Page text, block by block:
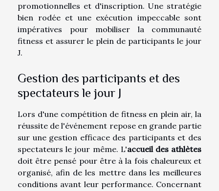
promotionnelles et d'inscription. Une stratégie
bien rodée et une exécution impeccable sont
impératives pour mobiliser la communauté
fitness et assurer le plein de participants le jour
J.
Gestion des participants et des
spectateurs le jour J
Lors d'une compétition de fitness en plein air, la
réussite de l'événement repose en grande partie
sur une gestion efficace des participants et des
spectateurs le jour même. L'accueil des athlètes
doit être pensé pour être à la fois chaleureux et
organisé, afin de les mettre dans les meilleures
conditions avant leur performance. Concernant